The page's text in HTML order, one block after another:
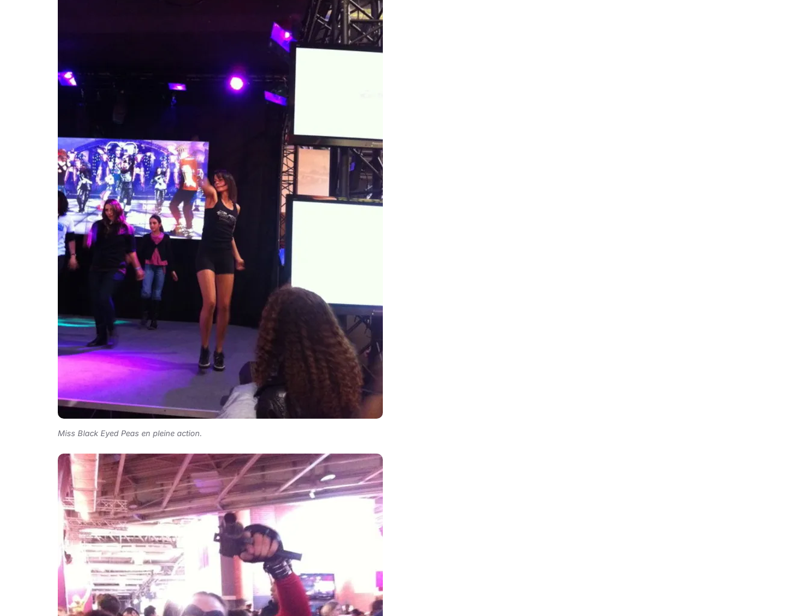
Miss Black Eyed Peas en pleine action.